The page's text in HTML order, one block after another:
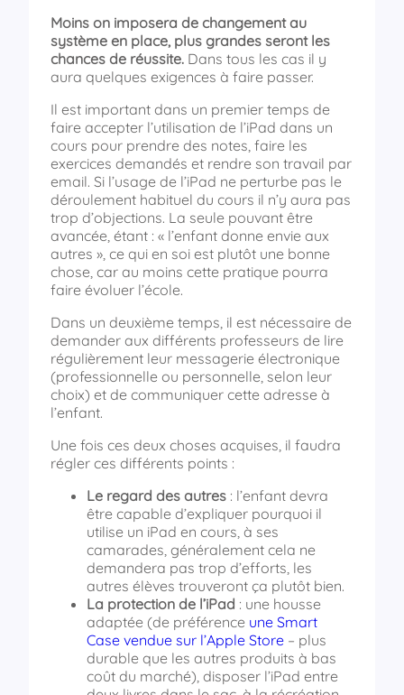
Moins on imposera de changement au
système en place, plus grandes seront les
chances de réussite. Dans tous les cas il y
aura quelques exigences à faire passer.
Il est important dans un premier temps de
faire accepter l’utilisation de l’iPad dans un
cours pour prendre des notes, faire les
exercices demandés et rendre son travail par
email. Si l’usage de l’iPad ne perturbe pas le
déroulement habituel du cours il n’y aura pas
trop d’objections. La seule pouvant être
avancée, étant : « l’enfant donne envie aux
autres », ce qui en soi est plutôt une bonne
chose, car au moins cette pratique pourra
faire évoluer l’école.
Dans un deuxième temps, il est nécessaire de
demander aux différents professeurs de lire
régulièrement leur messagerie électronique
(professionnelle ou personnelle, selon leur
choix) et de communiquer cette adresse à
l’enfant.
Une fois ces deux choses acquises, il faudra
régler ces différents points :
Le regard des autres : l’enfant devra
être capable d’expliquer pourquoi il
utilise un iPad en cours, à ses
camarades, généralement cela ne
demandera pas trop d’efforts, les
autres élèves trouveront ça plutôt bien.
La protection de l’iPad : une housse
adaptée (de préférence une Smart
Case vendue sur l’Apple Store – plus
durable que les autres produits à bas
coût du marché), disposer l’iPad entre